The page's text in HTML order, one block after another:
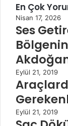
En Çok
Nisan 17, 2026
Ses
Eylül 21, 2019
Eylül 21, 2019